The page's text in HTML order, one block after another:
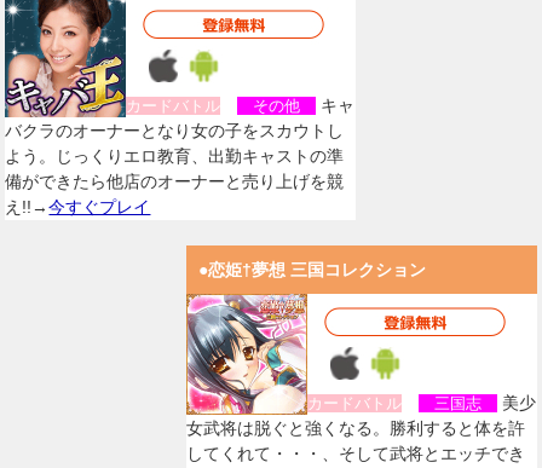
カードバトル その他
キャ
バクラのオーナーとなり女の子をスカウトし
よう。じっくりエロ教育、出勤キャストの準
備ができたら他店のオーナーと売り上げを競
え!!→今すぐプレイ
●恋姫†夢想 三国コレクション
カードバトル 三国志
美少
女武将は脱ぐと強くなる。勝利すると体を許
してくれて・・・、そして武将とエッチでき